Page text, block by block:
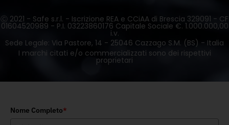
Ⓒ 2021 - Safe s.r.l. - Iscrizione REA e CCiAA di Brescia 329091 - CF
01604520989 - P.I. 03223860176 Capitale Sociale €. 1.000.000,00
i.v.
Sede Legale: Via Pastore, 14 - 25046 Cazzago S.M. (BS) - Italia
I marchi citati e/o commercializzati sono dei rispettivi
proprietari
Nome Completo*